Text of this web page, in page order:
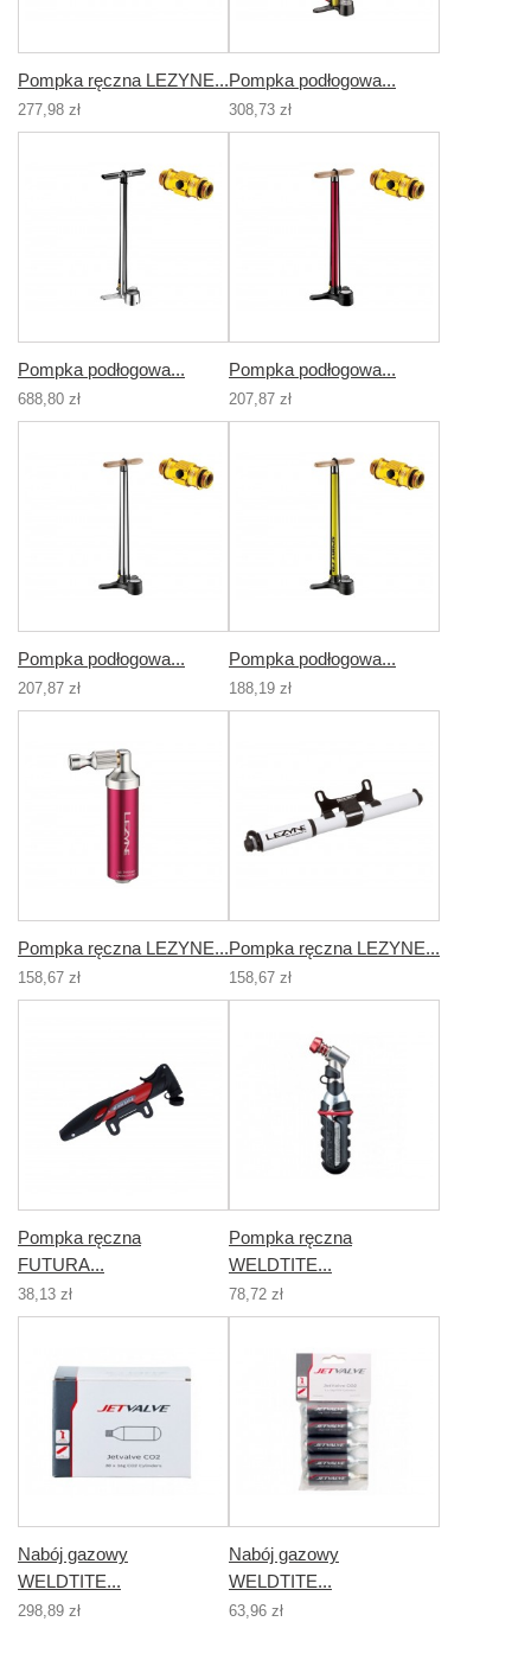
Pompka ręczna LEZYNE...
277,98 zł
Pompka podłogowa...
308,73 zł
Pompka podłogowa...
688,80 zł
Pompka podłogowa...
207,87 zł
Pompka podłogowa...
207,87 zł
Pompka podłogowa...
188,19 zł
Pompka ręczna LEZYNE...
158,67 zł
Pompka ręczna LEZYNE...
158,67 zł
Pompka ręczna
FUTURA...
38,13 zł
Pompka ręczna
WELDTITE...
78,72 zł
Nabój gazowy
WELDTITE...
298,89 zł
Nabój gazowy
WELDTITE...
63,96 zł